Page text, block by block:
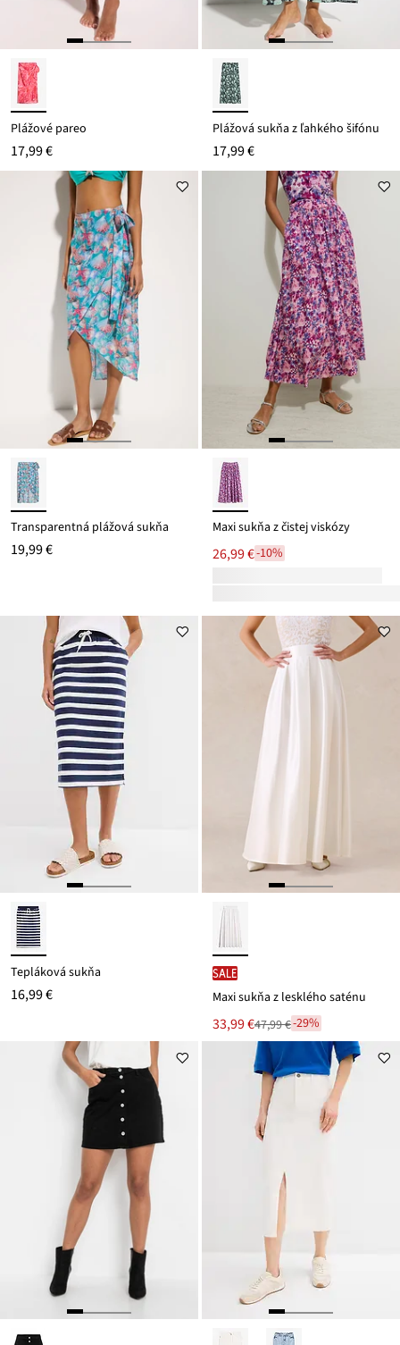
Plážové pareo
17,99 €
Plážová sukňa z ľahkého šifónu
17,99 €
Transparentná plážová sukňa
19,99 €
Maxi sukňa z čistej viskózy
26,99 €-10%
Tepláková sukňa
16,99 €
SALE
Maxi sukňa z lesklého saténu
Nová
cena
33,99 €
Zľava
47,99 €
47,99 €-29%